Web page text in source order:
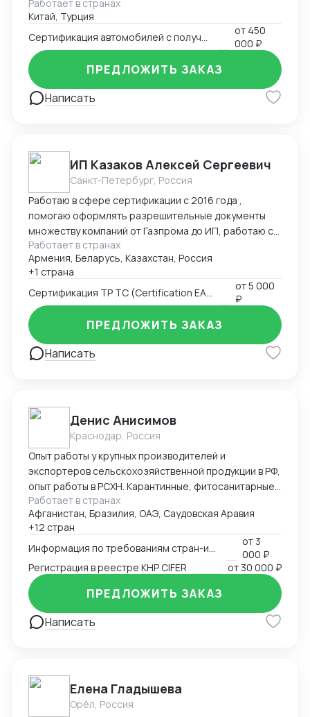
ОТТС, Заключения НАМИ, установка ГЛОНАСС.
Поставки из Китая и Южной Кореи.
Работает в странах
Китай, Турция
от 450
000 ₽
Написать
ПРЕДЛОЖИТЬ ЗАКАЗ
ИП Казаков Алексей Сергеевич
Санкт-Петербург, Россия
Работаю в сфере сертификации с 2016 года ,
помогаю оформлять разрешительные документы
множеству компаний от Газпрома до ИП, работаю с
таможенными брокерами
Работает в странах
Армения, Беларусь, Казахстан, Россия
+1 страна
от5 000
₽
Написать
ПРЕДЛОЖИТЬ ЗАКАЗ
Денис Анисимов
Краснодар, Россия
Опыт работы у крупных производителей и
экспортеров сельскохозяйственной продукции в РФ,
опыт работы в РСХН. Карантинные, фитосанитарные,
ветеринарные и иные сертификаты. Взаимодействие
с лабораториями, госорганами, сюрвейерами,
фумигаторами и т.д. Работа в ГИС Аргус-фито,
Меркурий, Цербер. Аттестация предприятия для
экспорта.
Работает в странах
Афганистан, Бразилия, ОАЭ, Саудовская Аравия
+12 стран
от 3
000 ₽
Регистрация в реестре КНР CIFER
от 30 000 ₽
Написать
ПРЕДЛОЖИТЬ ЗАКАЗ
Елена Гладышева
Орёл, Россия